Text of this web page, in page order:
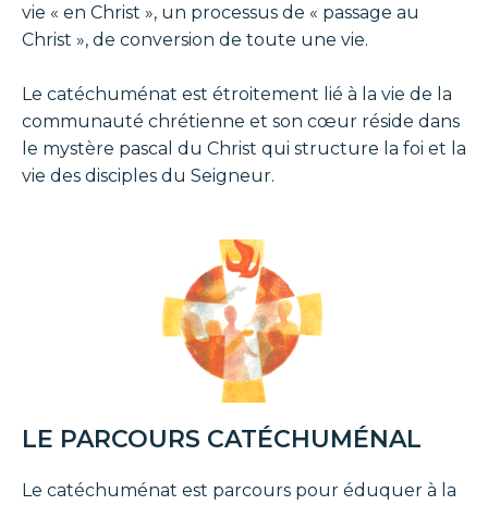
vie « en Christ », un processus de « passage au
Christ », de conversion de toute une vie.
Le catéchuménat est étroitement lié à la vie de la
communauté chrétienne et son cœur réside dans
le mystère pascal du Christ qui structure la foi et la
vie des disciples du Seigneur.
LE PARCOURS CATÉCHUMÉNAL
Le catéchuménat est parcours pour éduquer à la